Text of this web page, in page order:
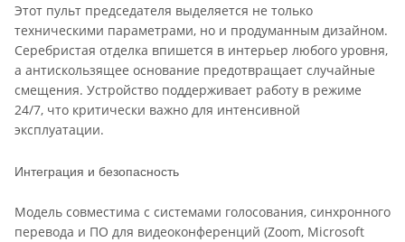
Этот пульт председателя выделяется не только
техническими параметрами, но и продуманным дизайном.
Серебристая отделка впишется в интерьер любого уровня,
а антискользящее основание предотвращает случайные
смещения. Устройство поддерживает работу в режиме
24/7, что критически важно для интенсивной
эксплуатации.
Интеграция и безопасность
Модель совместима с системами голосования, синхронного
перевода и ПО для видеоконференций (Zoom, Microsoft